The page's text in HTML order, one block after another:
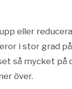
eller
i stor grad
så mycket på
över.